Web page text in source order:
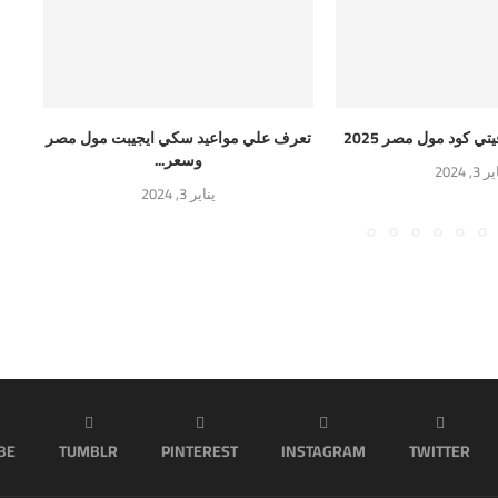
كود مول مصر 2025
2024
تعرف علي مواعيد سكي ايجيبت مول مصر
وسعر...
يناير 3, 2024
TWITTER
INSTAGRAM
PINTEREST
TUMBLR